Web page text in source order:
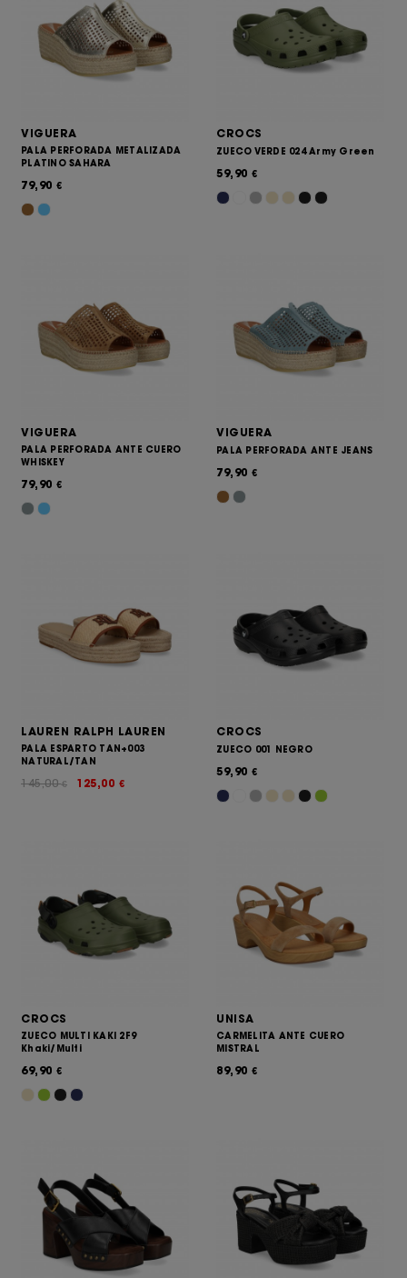
VIGUERA
PALA PERFORADA METALIZADA
PLATINO SAHARA
79,90 €
CROCS
ZUECO VERDE 024 Army Green
59,90 €
VIGUERA
PALA PERFORADA ANTE CUERO
WHISKEY
79,90 €
VIGUERA
PALA PERFORADA ANTE JEANS
79,90 €
LAUREN RALPH LAUREN
PALA ESPARTO TAN+003
NATURAL/TAN
125,00 €
145,00€
CROCS
ZUECO 001 NEGRO
59,90 €
CROCS
ZUECO MULTI KAKI 2F9
Khaki/Multi
69,90 €
UNISA
CARMELITA ANTE CUERO
MISTRAL
89,90 €